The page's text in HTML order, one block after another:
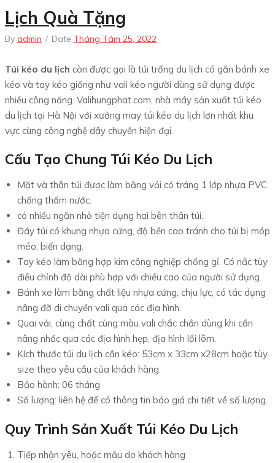
Lịch Quà Tặng
By admin / Date Tháng Tám 25, 2022
Túi kéo du lịch còn được gọi là túi trống du lịch có gắn bánh xe
kéo và tay kéo giống như vali kéo người dùng sử dụng được
nhiều công năng. Valihungphat.com, nhà máy sản xuất túi kéo
du lịch tại Hà Nội với xưởng may túi kéo du lịch lơn nhất khu
vực cùng công nghệ dây chuyền hiện đại.
Cấu Tạo Chung Túi Kéo Du Lịch
Mặt và thân túi được làm bằng vải có tráng 1 lớp nhựa PVC
chống thấm nước.
có nhiều ngăn nhỏ tiện dụng hai bên thân túi.
Đáy túi có khung nhựa cứng, độ bền cao tránh cho túi bị móp
méo, biến dạng.
Tay kéo làm bằng hợp kim công nghiệp chống gỉ. Có nấc tùy
điều chỉnh độ dài phù hợp với chiều cao của người sử dụng.
Bánh xe làm bằng chất liệu nhựa cứng, chịu lực, có tác dụng
nâng đỡ di chuyển vali qua các địa hình.
Quai vải, cùng chất cùng màu vali chắc chắn dùng khi cần
nâng nhấc qua các địa hình hẹp, địa hình lồi lõm.
Kích thước túi du lịch cần kéo: 53cm x 33cm x28cm hoặc tùy
size theo yêu cầu của khách hàng.
Bảo hành: 06 tháng
Số lượng: liên hệ để có thông tin báo giá chi tiết về số lượng.
Quy Trình Sản Xuất Túi Kéo Du Lịch
Tiếp nhận yêu, hoặc mẫu do khách hàng